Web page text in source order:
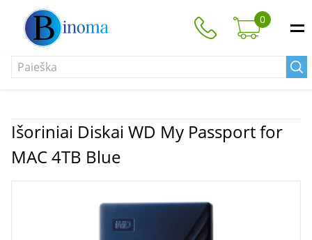
0
Išoriniai Diskai WD My Passport for
MAC 4TB Blue